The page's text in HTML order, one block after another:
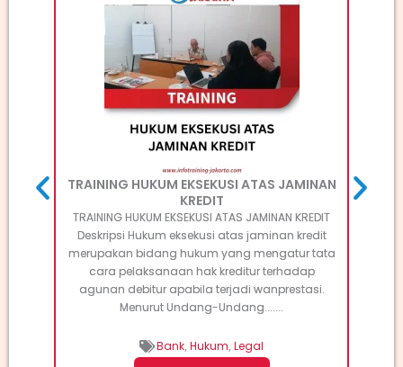
TRAINING HUKUM EKSEKUSI ATAS JAMINAN
KREDIT
TRAINING HUKUM EKSEKUSI ATAS JAMINAN KREDIT
Deskripsi Hukum eksekusi atas jaminan kredit
merupakan bidang hukum yang mengatur tata
cara pelaksanaan hak kreditur terhadap
agunan debitur apabila terjadi wanprestasi.
Menurut Undang-Undang.......
Bank, Hukum, Legal